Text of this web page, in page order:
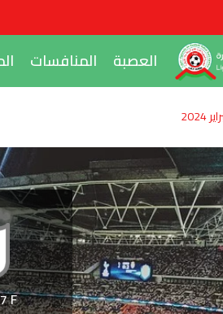
العصبة
المنافسات
F